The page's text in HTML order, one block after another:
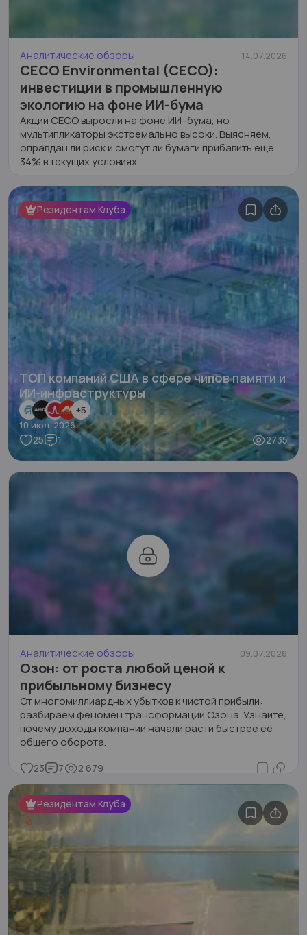
Аналитические обзоры 14.07.2026
CECO Environmental (CECO):
инвестиции в промышленную
экологию на фоне ИИ-бума
Акции CECO выросли на фоне ИИ–бума, но
мультипликаторы экстремально высоки. Выясняем,
оправдан ли риск и смогут ли бумаги прибавить ещё
34% в текущих условиях.
9 2
964
Резидентам Клуба
ТОП компаний США в сфере чипов памяти и
ИИ-инфраструктуры
+5
10 июл. 2026
25 1 2735
Аналитические обзоры 09.07.2026
Озон: от роста любой ценой к
прибыльному бизнесу
От многомиллиардных убытков к чистой прибыли:
разбираем феномен трансформации Озона. Узнайте,
почему доходы компании начали расти быстрее её
общего оборота.
23 7 2 679
Резидентам Клуба